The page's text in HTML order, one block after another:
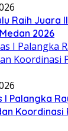
Raih Juara
2026
I Palangka